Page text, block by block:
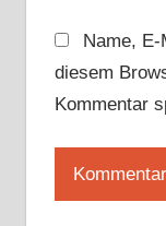
Name,
diesem
Kommentar